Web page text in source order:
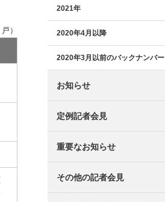
）
2021年
2020年4月以降
2020年3月以前のバックナンバー
お知らせ
定例記者会見
重要なお知らせ
その他の記者会見